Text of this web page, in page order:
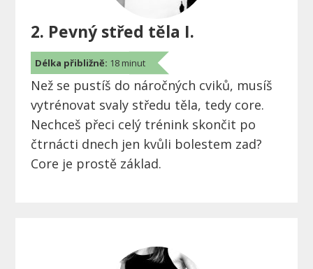
2. Pevný střed těla I.
Délka přibližně: 18 minut
Než se pustíš do náročných cviků, musíš
vytrénovat svaly středu těla, tedy core.
Nechceš přeci celý trénink skončit po
čtrnácti dnech jen kvůli bolestem zad?
Core je prostě základ.